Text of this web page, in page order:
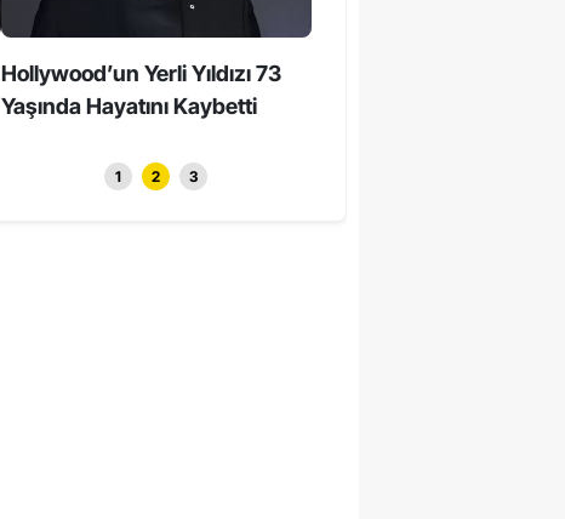
Hollywood’un Yerli Yıldızı 73
Yaşında Hayatını Kaybetti
1 2 3